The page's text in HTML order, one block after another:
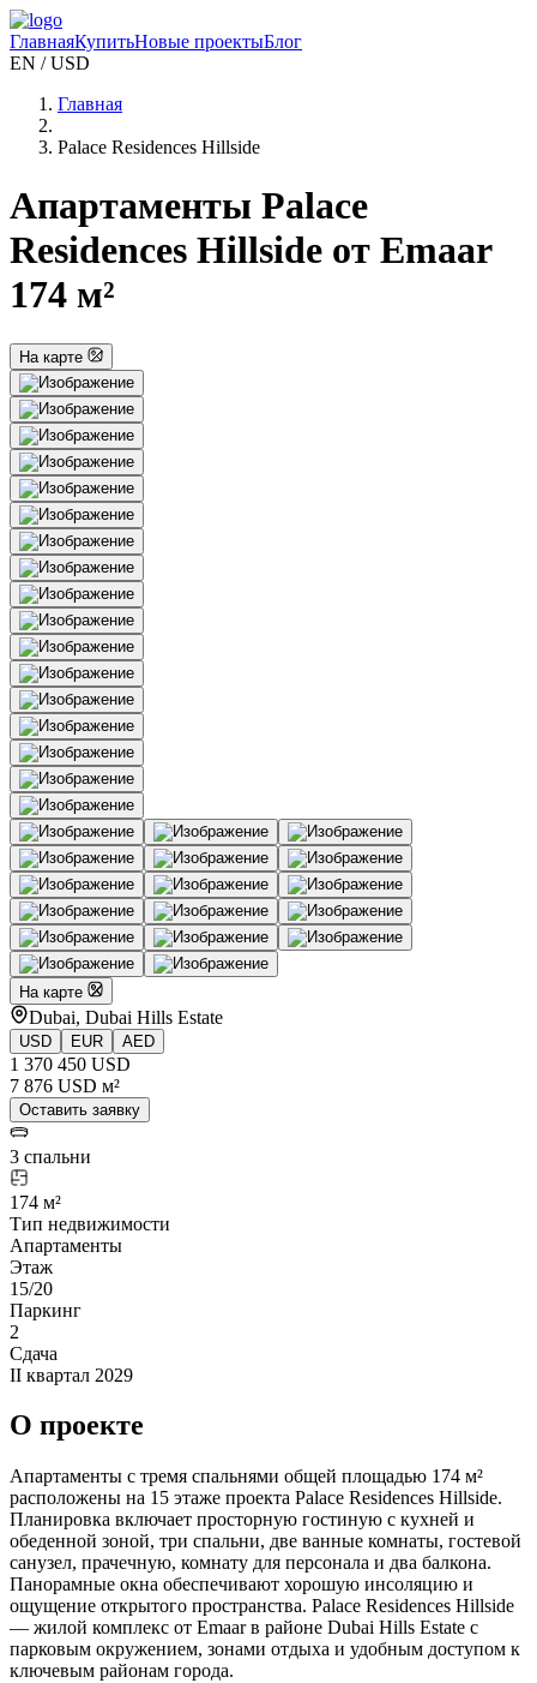
ГлавнаяКупитьНовые проектыБлог
EN / USD
Главная
Palace Residences Hillside
Апартаменты Palace
Residences Hillside от Emaar
174 м²
На карте
На карте
Dubai, Dubai Hills Estate
USD EUR AED
1 370 450 USD
7 876 USD м²
Оставить заявку
3 спальни
174 м²
Тип недвижимости
Апартаменты
Этаж
15/20
Паркинг
2
Сдача
II квартал 2029
О проекте
Апартаменты с тремя спальнями общей площадью 174 м²
расположены на 15 этаже проекта Palace Residences Hillside.
Планировка включает просторную гостиную с кухней и
обеденной зоной, три спальни, две ванные комнаты, гостевой
санузел, прачечную, комнату для персонала и два балкона.
Панорамные окна обеспечивают хорошую инсоляцию и
ощущение открытого пространства. Palace Residences Hillside
— жилой комплекс от Emaar в районе Dubai Hills Estate с
парковым окружением, зонами отдыха и удобным доступом к
ключевым районам города.